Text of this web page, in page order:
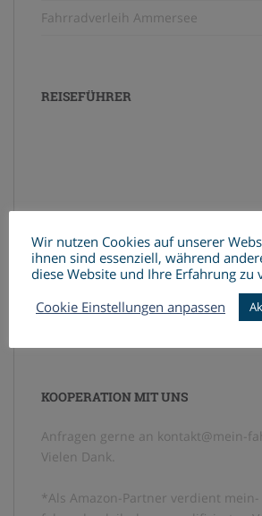
Fahrradverleih Ammersee
REISEFÜHRER
KOOPERATION MIT UNS
Anfragen gerne an kontakt@mein-
Vielen Dank.
*Als Amazon-Partner verdient mein-
Wir nutzen Cookies auf unserer
ihnen sind essenziell, während
diese Website und Ihre Erfahrung zu
Cookie Einstellungen anpassen